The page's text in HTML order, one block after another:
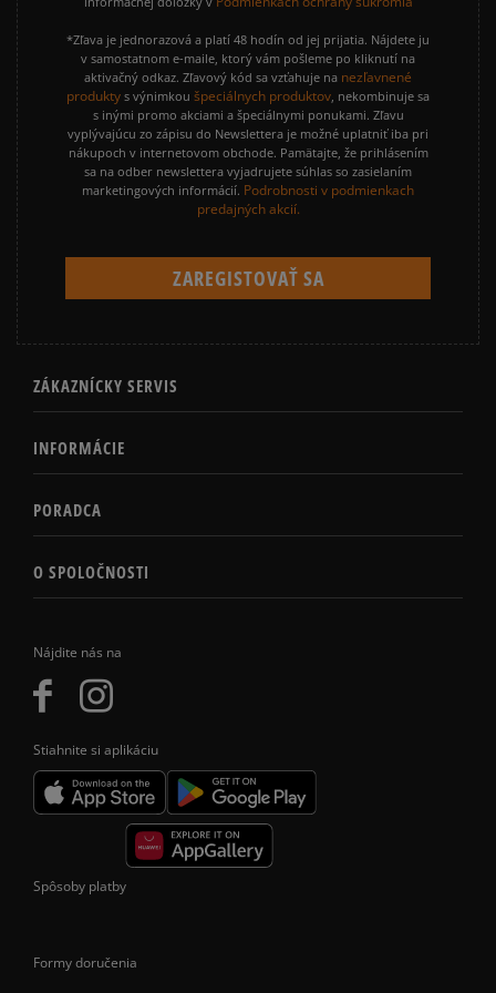
Nájdite nás na
Stiahnite si aplikáciu
*Zľava je jednorazová a platí 48 hodín od jej prijatia. Nájdete ju
v samostatnom e-maile, ktorý vám pošleme po kliknutí na
aktivačný odkaz. Zľavový kód sa vzťahuje na nezľavnené
produkty s výnimkou špeciálnych produktov, nekombinuje sa
s inými promo akciami a špeciálnymi ponukami. Zľavu
vyplývajúcu zo zápisu do Newslettera je možné uplatniť iba pri
nákupoch v internetovom obchode. Pamätajte, že prihlásením
sa na odber newslettera vyjadrujete súhlas so zasielaním
marketingových informácií. Podrobnosti v podmienkach
predajných akcií.
ZÁKAZNÍCKY SERVIS
INFORMÁCIE
PORADCA
O SPOLOČNOSTI
Spôsoby platby
Formy doručenia